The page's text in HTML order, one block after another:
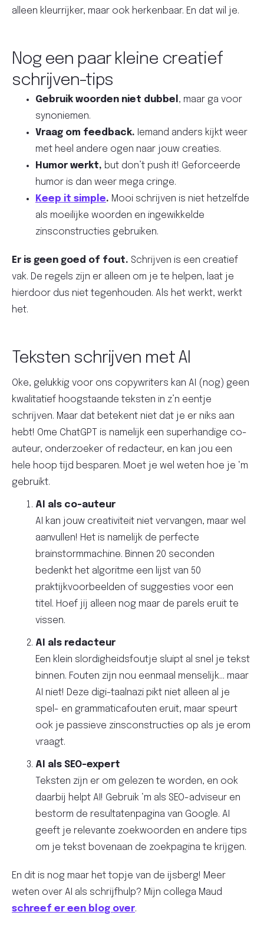
alleen kleurrijker, maar ook herkenbaar. En dat wil je.
Nog een paar kleine creatief
schrijven-tips
Gebruik woorden niet dubbel , maar ga voor
synoniemen.
Vraag om feedback. Iemand anders kijkt weer
met heel andere ogen naar jouw creaties.
Humor werkt, but don’t push it! Geforceerde
humor is dan weer mega cringe.
Keep it simple. Mooi schrijven is niet hetzelfde
als moeilijke woorden en ingewikkelde
zinsconstructies gebruiken.
Er is geen goed of fout. Schrijven is een creatief
vak. De regels zijn er alleen om je te helpen, laat je
hierdoor dus niet tegenhouden. Als het werkt, werkt
het.
Teksten schrijven met AI
Oke, gelukkig voor ons copywriters kan AI (nog) geen
kwalitatief hoogstaande teksten in z’n eentje
schrijven. Maar dat betekent niet dat je er niks aan
hebt! Ome ChatGPT is namelijk een superhandige co-
auteur, onderzoeker of redacteur, en kan jou een
hele hoop tijd besparen. Moet je wel weten hoe je ‘m
gebruikt.
AI als co-auteur
AI kan jouw creativiteit niet vervangen, maar wel
aanvullen! Het is namelijk de perfecte
brainstormmachine. Binnen 20 seconden
bedenkt het algoritme een lijst van 50
praktijkvoorbeelden of suggesties voor een
titel. Hoef jij alleen nog maar de parels eruit te
vissen.
AI als redacteur
Een klein slordigheidsfoutje sluipt al snel je tekst
binnen. Fouten zijn nou eenmaal menselijk… maar
AI niet! Deze digi-taalnazi pikt niet alleen al je
spel- en grammaticafouten eruit, maar speurt
ook je passieve zinsconstructies op als je erom
vraagt.
AI als SEO-expert
Teksten zijn er om gelezen te worden, en ook
daarbij helpt AI! Gebruik ‘m als SEO-adviseur en
bestorm de resultatenpagina van Google. AI
geeft je relevante zoekwoorden en andere tips
om je tekst bovenaan de zoekpagina te krijgen.
En dit is nog maar het topje van de ijsberg! Meer
weten over AI als schrijfhulp? Mijn collega Maud
schreef er een blog over.